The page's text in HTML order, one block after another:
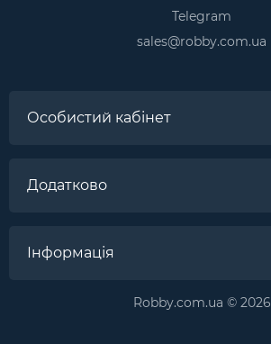
Telegram
sales@robby.com.ua
Особистий кабінет
Додатково
Інформація
Robby.com.ua © 2026